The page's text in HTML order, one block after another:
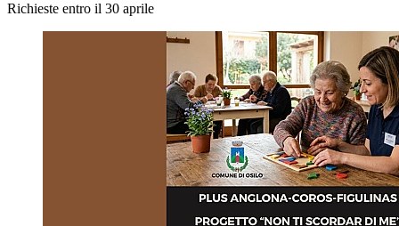
Richieste entro il 30 aprile